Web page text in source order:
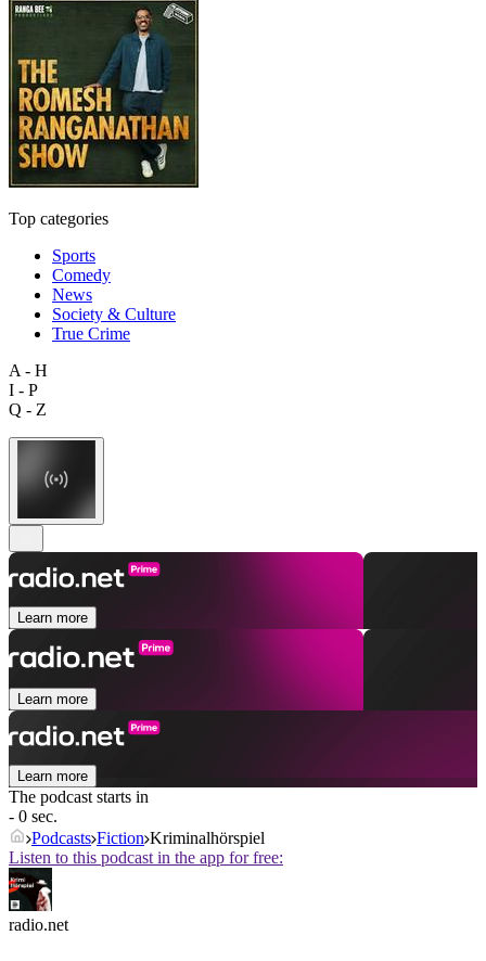
Top categories
Sports
Comedy
News
Society & Culture
True Crime
A - H
I - P
Q - Z
Learn more
Learn more
Learn more
The podcast starts in
- 0 sec.
Podcasts Fiction Kriminalhörspiel
Listen to this podcast in the app for free:
radio.net